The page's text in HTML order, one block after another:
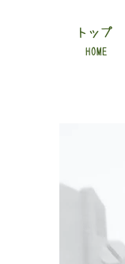
HOME
トップ